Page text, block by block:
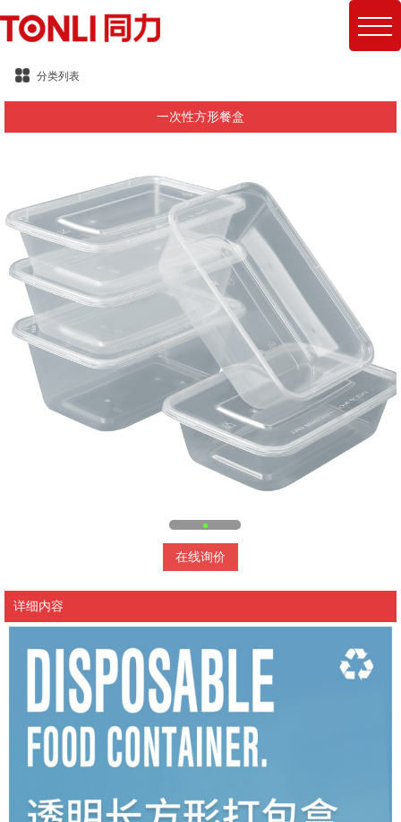
分类列表
一次性方形餐盒
在线询价
详细内容